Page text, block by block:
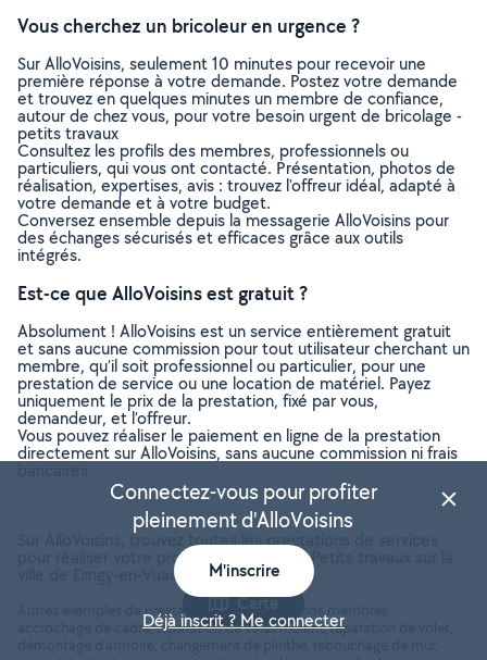
Vous cherchez un bricoleur en urgence ?
Sur AlloVoisins, seulement 10 minutes pour recevoir une
première réponse à votre demande. Postez votre demande
et trouvez en quelques minutes un membre de confiance,
autour de chez vous, pour votre besoin urgent de bricolage -
petits travaux
Consultez les profils des membres, professionnels ou
particuliers, qui vous ont contacté. Présentation, photos de
réalisation, expertises, avis : trouvez l'offreur idéal, adapté à
votre demande et à votre budget.
Conversez ensemble depuis la messagerie AlloVoisins pour
des échanges sécurisés et efficaces grâce aux outils
intégrés.
Est-ce que AlloVoisins est gratuit ?
Absolument ! AlloVoisins est un service entièrement gratuit
et sans aucune commission pour tout utilisateur cherchant un
membre, qu’il soit professionnel ou particulier, pour une
prestation de service ou une location de matériel. Payez
uniquement le prix de la prestation, fixé par vous,
demandeur, et l’offreur.
Vous pouvez réaliser le paiement en ligne de la prestation
directement sur AlloVoisins, sans aucune commission ni frais
Sur AlloVoisins, trouvez toutes les prestations de services
pour réaliser votre projet de Bricolage - Petits travaux sur la
ville de Dingy-en-Vuache (Haute-savoie)
Autres exemples de prestations réalisées par nos membres :
accrochage de cadre, réparation de volet roulant, réparation de volet,
Carte
Connectez-vous pour profiter
pleinement d'AlloVoisins
M'inscrire
Déjà inscrit ? Me connecter